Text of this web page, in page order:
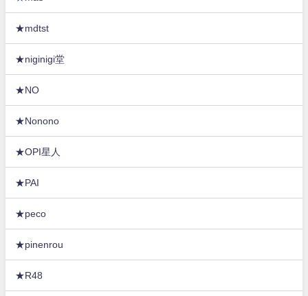
★mdtst
★niginigi堂
★NO
★Nonono
★OPI星人
★PAI
★peco
★pinenrou
★R48